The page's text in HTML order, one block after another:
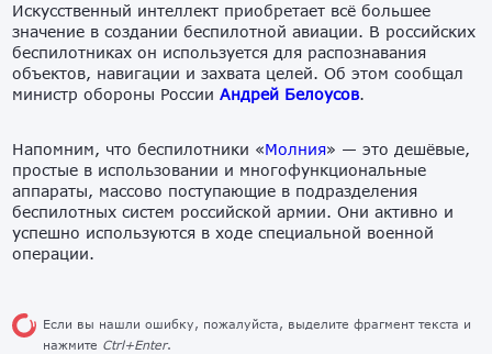
Искусственный интеллект приобретает всё большее
значение в создании беспилотной авиации. В российских
беспилотниках он используется для распознавания
объектов, навигации и захвата целей. Об этом сообщал
министр обороны РоссииАндрей Белоусов.
Напомним, что беспилотники «Молния» — это дешёвые,
простые в использовании и многофункциональные
аппараты, массово поступающие в подразделения
беспилотных систем российской армии. Они активно и
успешно используются в ходе специальной военной
операции.
Если вы нашли ошибку, пожалуйста, выделите фрагмент текста и
нажмите Ctrl+Enter.